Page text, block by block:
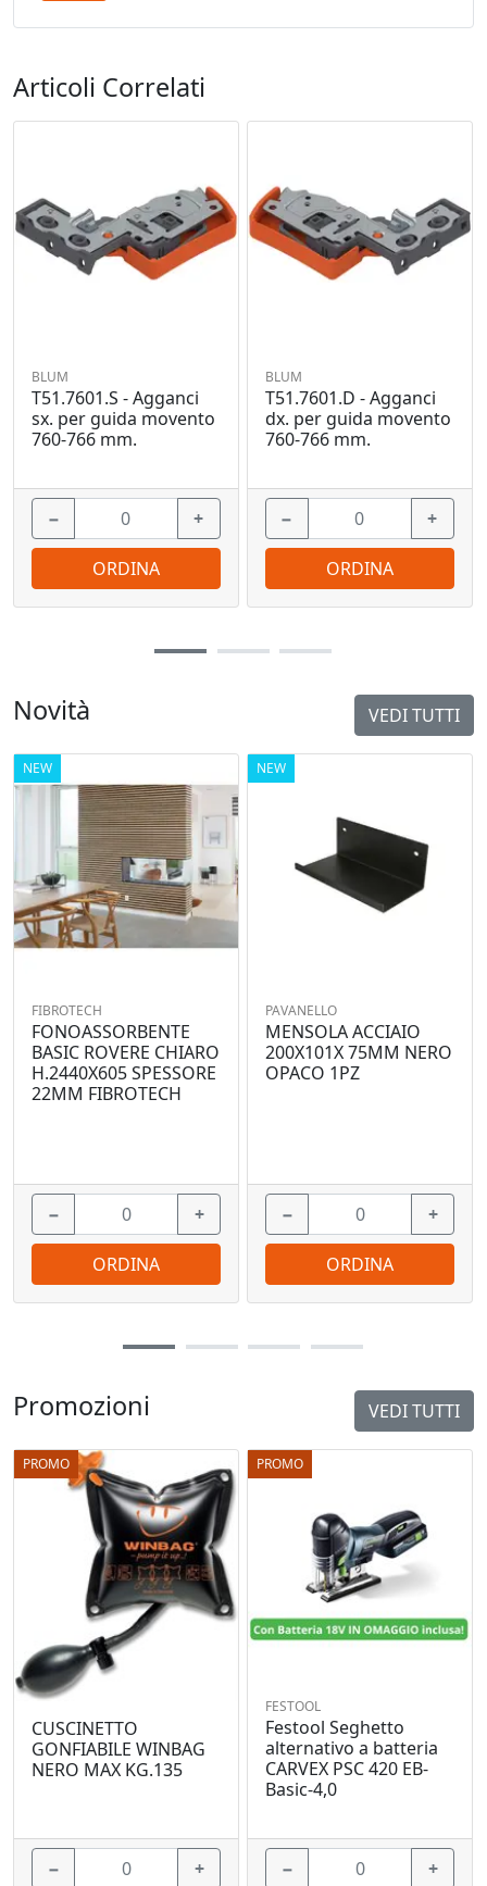
Promozioni VEDI TUTTI
PROMO
CUSCINETTO
GONFIABILE WINBAG
NERO MAX KG.135
− +
PROMO
FESTOOL
Festool Seghetto
alternativo a batteria
CARVEX PSC 420 EB-
Basic-4,0
− +
Novità VEDI TUTTI
NEW
FIBROTECH
FONOASSORBENTE
BASIC ROVERE CHIARO
H.2440X605 SPESSORE
22MM FIBROTECH
− +
ORDINA
NEW
PAVANELLO
MENSOLA ACCIAIO
200X101X 75MM NERO
OPACO 1PZ
− +
ORDINA
Articoli Correlati
BLUM
T51.7601.S - Agganci
sx. per guida movento
760-766 mm.
− +
ORDINA
BLUM
T51.7601.D - Agganci
dx. per guida movento
760-766 mm.
− +
ORDINA